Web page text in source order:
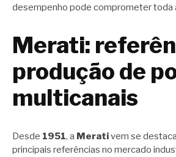
desempenho pode comprometer toda
Merati:
produção de
multicanais
Desde 1951, a Merativem se
principais referências no mercado